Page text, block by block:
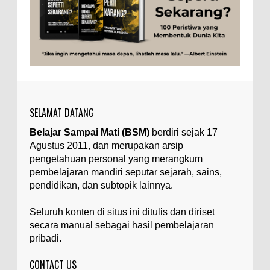
untuk dua catatan saya sebelumnya ( Judi Togel
dan Impian Tolol Kaya Mendadak dan Tidak Ada ...
Apa yang Disebut Impurities?
Apa yang Disebut Badan Golgi?
Ilustrasi/utakatikotak.com Badan Golgi (disebut
pula aparatus Golgi, kompleks Golgi, atau
diktiosom) adalah organel yang dikaitkan
denga...
Apakah UFO Benar-benar Ada?
Ilustrasi/istimewa Sebagian orang percaya UFO
UFO benar-benar tidak ada. Manakah yang
benar...
SELAMAT DATANG
Belajar Sampai Mati (BSM) berdiri sejak 17
Agustus 2011, dan merupakan arsip
pengetahuan personal yang merangkum
pembelajaran mandiri seputar sejarah, sains,
pendidikan, dan subtopik lainnya.
Seluruh konten di situs ini ditulis dan diriset
secara manual sebagai hasil pembelajaran
pribadi.
CONTACT US